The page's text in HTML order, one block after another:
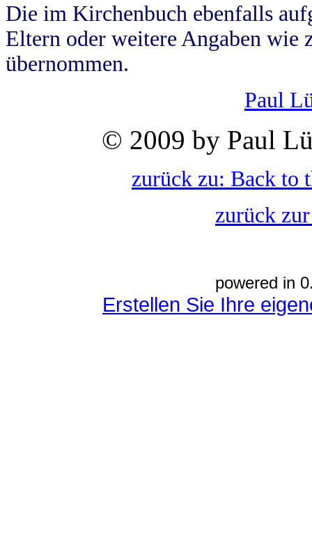
Die im Kirchenbuch ebenfalls
Eltern oder weitere Angaben wie
übernommen.
Paul
© 2009 by Paul
zurück zu: Back to
zurück
powered in
Erstellen Sie Ihre